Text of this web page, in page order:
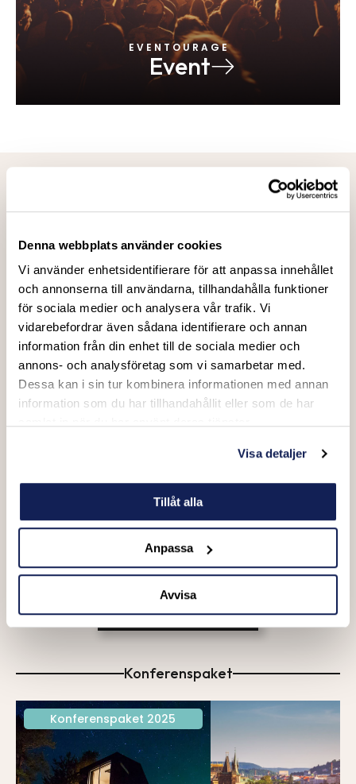
Denna webbplats använder cookies
Vi använder enhetsidentifierare för att anpassa innehållet
och annonserna till användarna, tillhandahålla funktioner
för sociala medier och analysera vår trafik. Vi
vidarebefordrar även sådana identifierare och annan
information från din enhet till de sociala medier och
annons- och analysföretag som vi samarbetar med.
Dessa kan i sin tur kombinera informationen med annan
information som du har tillhandahållit eller som de har
Visa detaljer
Tillåt alla
Anpassa
Avvisa
E V E N T O U R A G E
Event
Populära events
Sommarerbjudande 2025
Utforska mer sport
Konferenspaket
Konferenspaket 2025